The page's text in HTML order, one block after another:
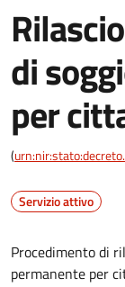
di
per
(
Servizio attivo
Procedimento di
permanente per